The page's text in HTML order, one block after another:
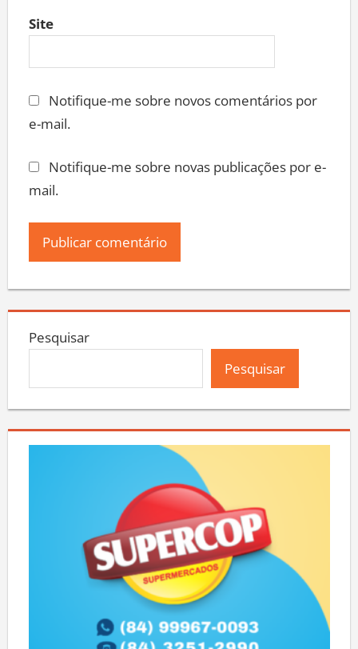
Site
Notifique-me sobre novos comentários por
e-mail.
Notifique-me sobre novas publicações por e-
mail.
Pesquisar
Pesquisar